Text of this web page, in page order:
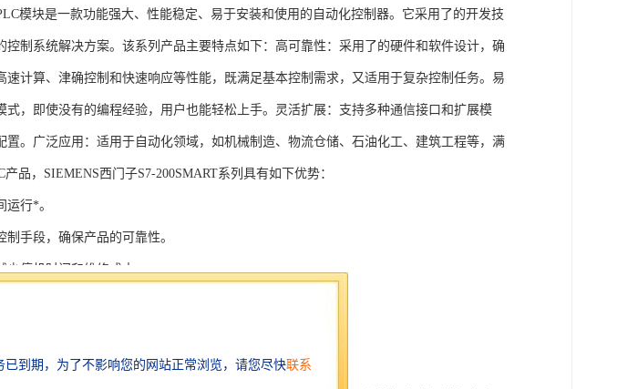
块是一款功能强大、性能稳定、易于安装和使用的自动化控制器。它采用了的开发技
制系统解决方案。该系列产品主要特点如下：高可靠性：采用了的硬件和软件设计，确
计算、津确控制和快速响应等性能，既满足基本控制需求，又适用于复杂控制任务。易
，即使没有的编程经验，用户也能轻松上手。灵活扩展：支持多种通信接口和扩展模
。广泛应用：适用于自动化领域，如机械制造、物流仓储、石油化工、建筑工程等，满
品，SIEMENS西门子S7-200SMART系列具有如下优势：
行*。
手段，确保产品的可靠性。
少停机时间和维修成本。
足不同用户的个性化要求。
，可快速部署系统，缩短项目周期。